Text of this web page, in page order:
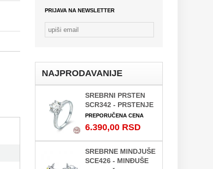
PRIJAVA NA NEWSLETTER
NAJPRODAVANIJE
SREBRNI PRSTEN
SCR342 - PRSTENJE
PREPORUČENA CENA
6.390,00 RSD
SREBRNE MINDJUŠE
SCE426 - MINĐUŠE